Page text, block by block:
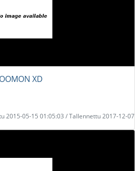
XD
2015-05-15 01:05:03 / Tallennettu 2017-12-07